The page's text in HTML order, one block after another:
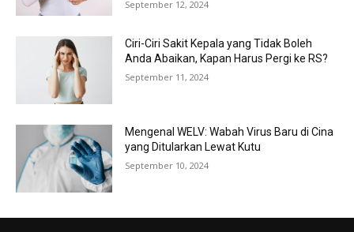
September 12, 2024
Ciri-Ciri Sakit Kepala yang Tidak Boleh
Anda Abaikan, Kapan Harus Pergi ke RS?
September 11, 2024
Mengenal WELV: Wabah Virus Baru di Cina
yang Ditularkan Lewat Kutu
September 10, 2024